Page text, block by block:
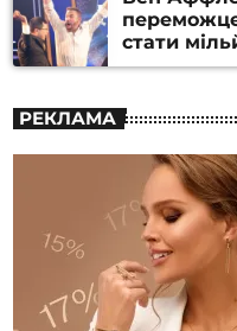
стати
(ВІДЕО)
РЕКЛАМА